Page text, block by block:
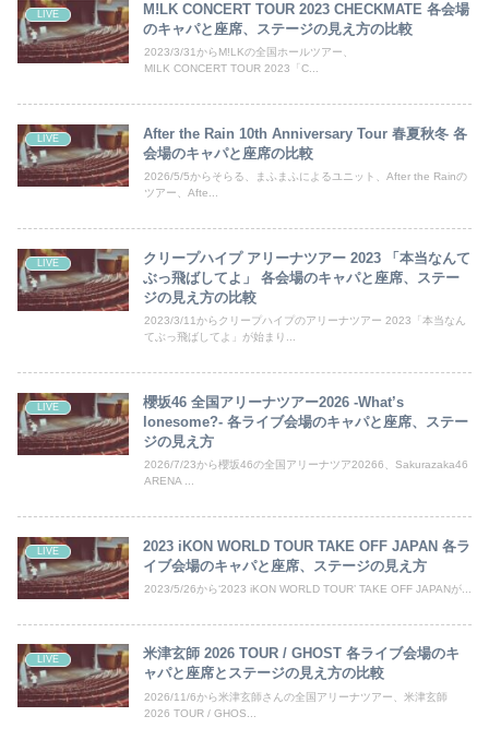
LIVE
M!LK CONCERT TOUR 2023 CHECKMATE 各会場
のキャパと座席、ステージの見え方の比較
2023/3/31からM!LKの全国ホールツアー、
MILK CONCERT TOUR 2023「C...
LIVE
After the Rain 10th Anniversary Tour 春夏秋冬 各
会場のキャパと座席の比較
2026/5/5からそらる、まふまふによるユニット、After the Rainの
ツアー、Afte...
LIVE
クリープハイプ アリーナツアー 2023 「本当なんて
ぶっ飛ばしてよ」 各会場のキャパと座席、ステー
ジの見え方の比較
2023/3/11からクリープハイプのアリーナツアー 2023「本当なん
てぶっ飛ばしてよ」が始まり...
LIVE
櫻坂46 全国アリーナツアー2026 -What’s
lonesome?- 各ライブ会場のキャパと座席、ステー
ジの見え方
2026/7/23から櫻坂46の全国アリーナツア20266、Sakurazaka46
ARENA ...
LIVE
2023 iKON WORLD TOUR TAKE OFF JAPAN 各ラ
イブ会場のキャパと座席、ステージの見え方
2023/5/26から‘2023 iKON WORLD TOUR’ TAKE OFF JAPANが...
LIVE
米津玄師 2026 TOUR / GHOST 各ライブ会場のキ
ャパと座席とステージの見え方の比較
2026/11/6から米津玄師さんの全国アリーナツアー、米津玄師
2026 TOUR / GHOS...